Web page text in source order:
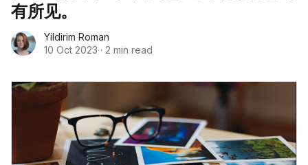
有所见。
Yildirim Roman
10 Oct 2023 · 2 min read